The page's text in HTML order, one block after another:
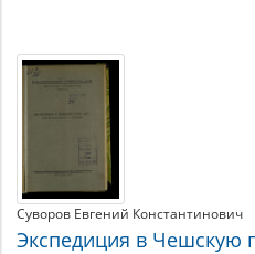
Суворов Евгений Константинович
Экспедиция в Чешскую